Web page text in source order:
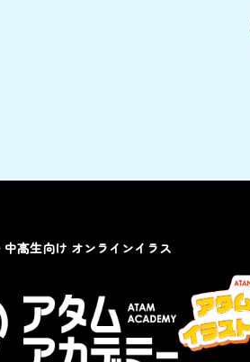
中高生向け オンラインイラス